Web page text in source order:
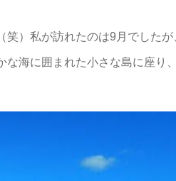
）私が訪れたのは9月でした
海に囲まれた小さな島に座り